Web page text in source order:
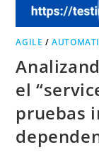
AGILE /
el
pruebas